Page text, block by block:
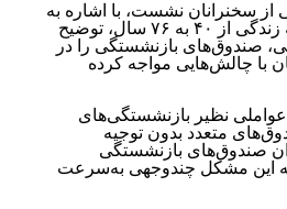
از سخنرانان نشست، با اشاره به
افزایش میانگین امید به زندگی از ۴۰ به ۷۶ سال، توضیح
صندوق‌های بازنشستگی را در
با چالش‌هایی مواجه کرده
عواملی نظیر بازنشستگی‌های
متعدد بدون توجیه
صندوق‌های بازنشستگی
به این مشکل چندوجهی به‌سرعت